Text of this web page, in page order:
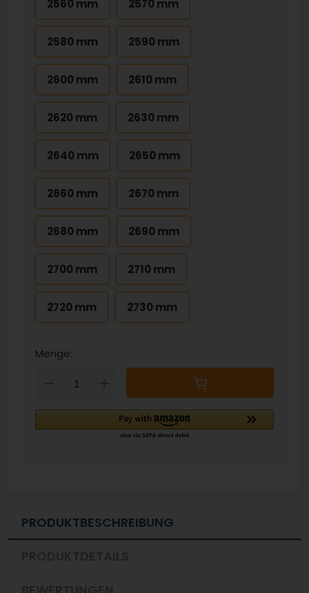
2560 mm 2570 mm
2580 mm 2590 mm
2600 mm 2610 mm
2620 mm 2630 mm
2640 mm 2650 mm
2660 mm 2670 mm
2680 mm 2690 mm
2700 mm 2710 mm
2720 mm 2730 mm
Menge:
Down
PRODUKTBESCHREIBUNG